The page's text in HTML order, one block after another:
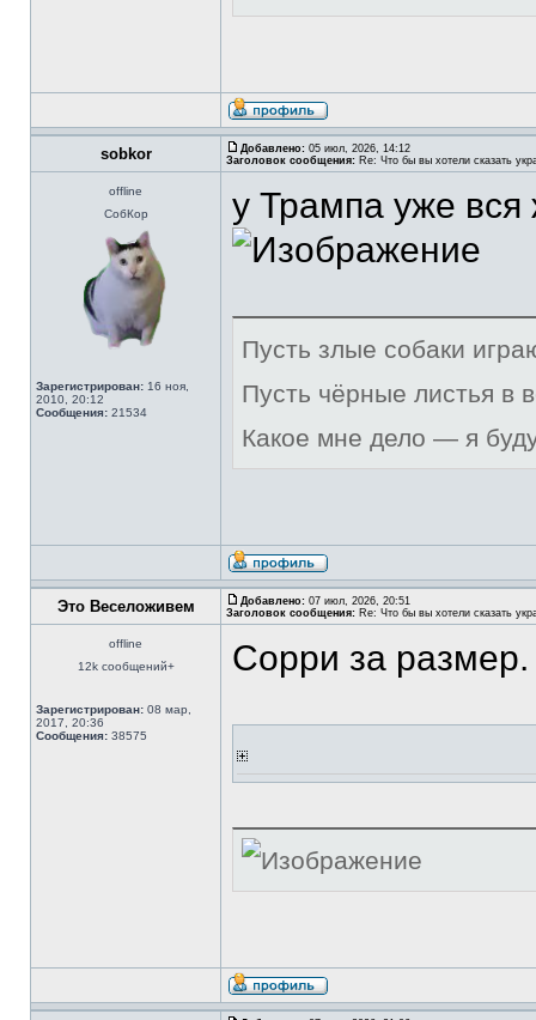
sobkor Добавлено: 05 июл, 2026, 14:12
Заголовок сообщения: Re: Что бы вы хотели сказать
offline
СобКор
Зарегистрирован: 16 ноя,
2010, 20:12
Сообщения: 21534
у Трампа уже вся
Пусть злые собаки
Пусть чёрные листья в
Какое мне дело — я
Это Веселоживем Добавлено: 07 июл, 2026, 20:51
Заголовок сообщения: Re: Что бы вы хотели сказать
offline
12k сообщений+
Зарегистрирован: 08 мар,
2017, 20:36
Сообщения: 38575
Сорри за